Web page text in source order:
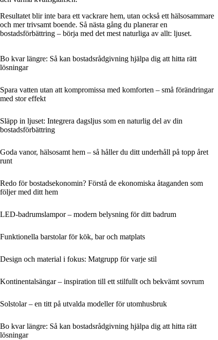
Resultatet blir inte bara ett vackrare hem, utan också ett hälsosammare
och mer trivsamt boende. Så nästa gång du planerar en
bostadsförbättring – börja med det mest naturliga av allt: ljuset.
Bo kvar längre: Så kan bostadsrådgivning hjälpa dig att hitta rätt
lösningar
Spara vatten utan att kompromissa med komforten – små förändringar
med stor effekt
Släpp in ljuset: Integrera dagsljus som en naturlig del av din
bostadsförbättring
Goda vanor, hälsosamt hem – så håller du ditt underhåll på topp året
runt
Redo för bostadsekonomin? Förstå de ekonomiska åtaganden som
följer med ditt hem
LED-badrumslampor – modern belysning för ditt badrum
Funktionella barstolar för kök, bar och matplats
Design och material i fokus: Matgrupp för varje stil
Kontinentalsängar – inspiration till ett stilfullt och bekvämt sovrum
Solstolar – en titt på utvalda modeller för utomhusbruk
Bo kvar längre: Så kan bostadsrådgivning hjälpa dig att hitta rätt
lösningar